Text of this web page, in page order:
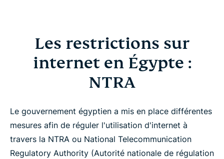
Les restrictions sur
internet en Égypte :
NTRA
Le gouvernement égyptien a mis en place différentes
mesures afin de réguler l'utilisation d'internet à
travers la NTRA ou National Telecommunication
Regulatory Authority (Autorité nationale de régulation